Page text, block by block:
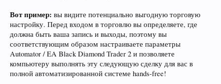
Вот пример: вы видите потенциально выгодную торговую
настройку. Перед входом в торговлю вы определяете, где
должна быть ваша запись и выходы, поэтому вы
соответствующим образом настраиваете параметры
Automator / EA Black Diamond Trader 2 и позволяете
компьютеру выполнять эту следующую сделку для вас в
полной автоматизированной системе hands-free!